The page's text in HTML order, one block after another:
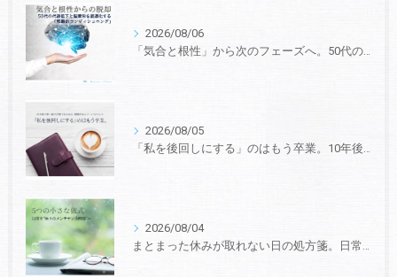
2026/08/06
「気合と根性」から次のフェーズへ。50代の“代謝低下と脳疲労”を最適化する、戦略的コンディショニング
2026/08/05
「私を後回しにする」のはもう卒業。10年後も第一線で活躍するための、戦略的セルフ・マネジメント
2026/08/04
まとまった休みが取れない日の処方箋。日常の隙間を“極上のメンテナンス時間”に変える5つの小さな儀式